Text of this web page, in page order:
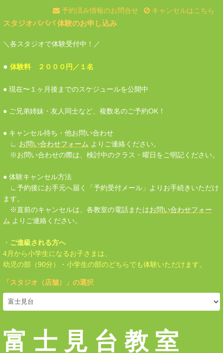
予約済み情報のお問合せ キャンセルはこちら
スタジオパパパ 体験のお申し込み
＼各スタジオで体験受付中！／
● 体験料 ２０００円／１名
● 現在〜１ヶ月後までのスケジュールを公開中
● ご兄弟姉妹・友人同士など、複数名のご予約OK！
● キャンセル待ち・他お問い合わせ
∟ お問い合わせフォーム よりご連絡ください。
※お問い合わせの際は、検討中のクラス・曜日をご明記ください。
● 体験キャンセル方法
∟予約後にお手元へ届く「予約受付メール」よりお手続きいただけ
ます。
※直前のキャンセルは、各教室の電話またはお問い合わせフォー
ム よりご連絡ください。
・ ご進級される方へ
4月から小学生になるお子さまは、
幼児の部（90分）・小学生の部のどちらでも体験いただけます。
「 スタジオ（店舗） 」の選択
富 士 見 台 教 室